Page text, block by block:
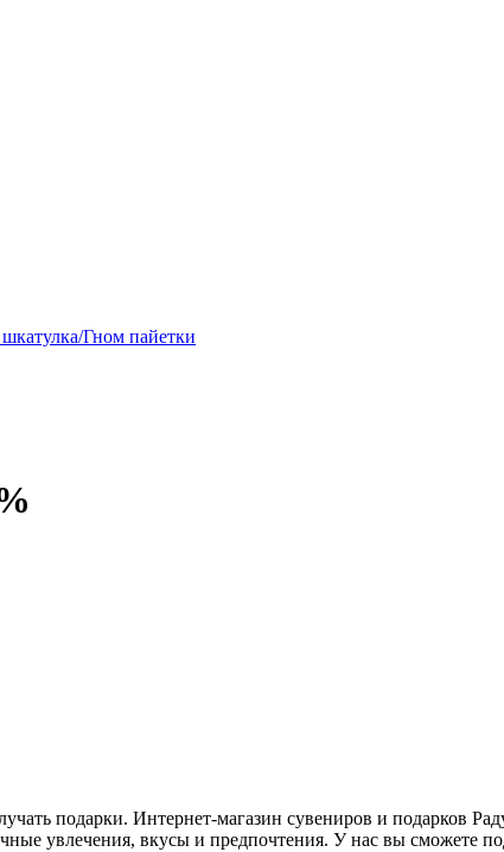
Гном пайетки
подарки. Интернет-магазин сувениров и подарков
увлечения, вкусы и предпочтения. У нас вы сможете